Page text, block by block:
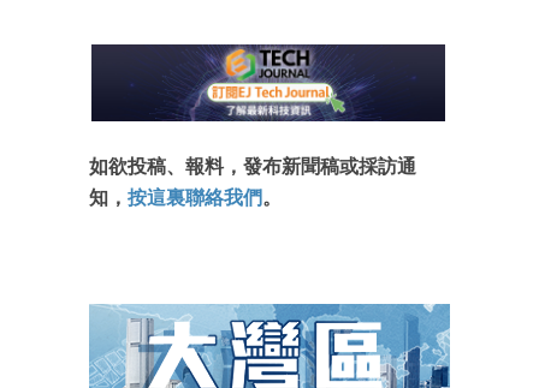
如欲投稿、報料，發布新聞稿或採訪通
知， 按這裏聯絡我們。